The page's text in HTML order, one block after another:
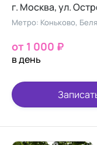
г. Москва, ул.
Метро: Коньково,
от 1 000 ₽
в день